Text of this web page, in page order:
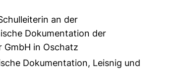
an der
Dokumentation der
GmbH in Oschatz
Dokumentation, Leisnig und